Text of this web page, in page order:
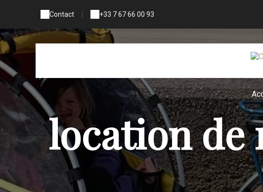
Contact +33 7 67 66 00 93
location de